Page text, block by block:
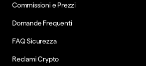
Commissioni e Prezzi
Domande Frequenti
FAQ Sicurezza
Reclami Crypto